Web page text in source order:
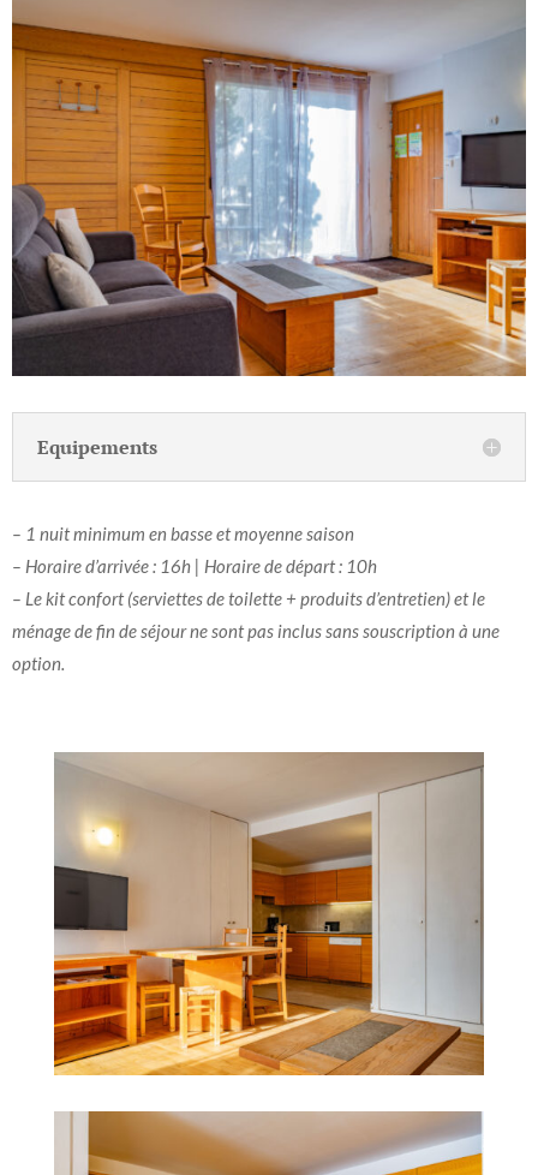
Equipements
– 1 nuit minimum en basse et moyenne saison
– Horaire d’arrivée : 16h | Horaire de départ : 10h
– Le kit confort (serviettes de toilette + produits d’entretien) et le
ménage de fin de séjour ne sont pas inclus sans souscription à une
option.